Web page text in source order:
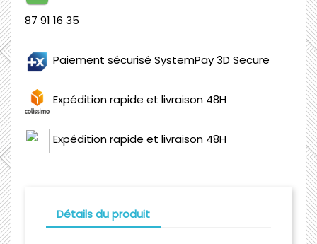
87 91 16 35
Paiement sécurisé SystemPay 3D Secure
Expédition rapide et livraison 48H
Expédition rapide et livraison 48H
Détails du produit